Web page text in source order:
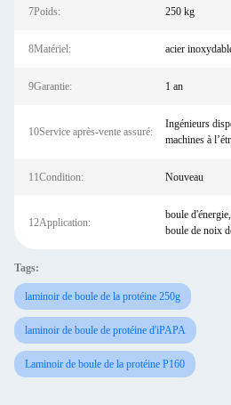
7Poids: 250 kg
8Matériel: acier
9Garantie: 1 an
10Service après-vente assuré:
Ingénieurs
machines à
11Condition: Nouveau
12Application:
boule
boule de noix
Tags:
laminoir de boule de la protéine 250g
laminoir de boule de protéine d'iPAPA
Laminoir de boule de la protéine P160